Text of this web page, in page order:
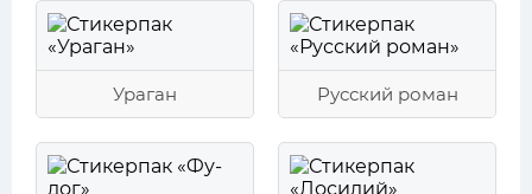
Ураган Русский роман